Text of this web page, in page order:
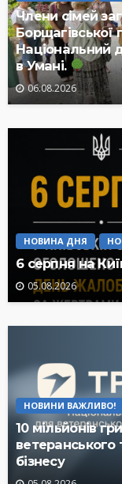
Члени сімей
Борщагівської
Національний
в Умані.
06.08.2026
НОВИНА ДНЯ
6 серпня на
05.08.2026
НОВИНИ ВАЖЛИВО!
10 мільйонів
ветеранського
бізнесу